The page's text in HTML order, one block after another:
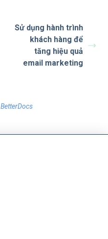
Sử dụng hành trình
khách hàng để
tăng hiệu quả
email marketing
BetterDocs